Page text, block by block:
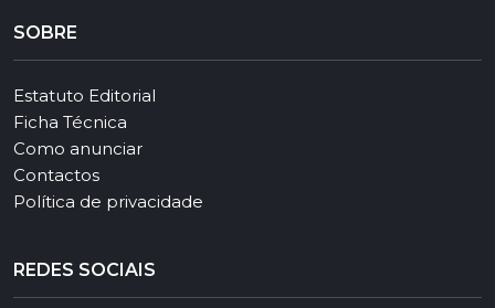
SOBRE
Estatuto Editorial
Ficha Técnica
Como anunciar
Contactos
Política de privacidade
REDES SOCIAIS